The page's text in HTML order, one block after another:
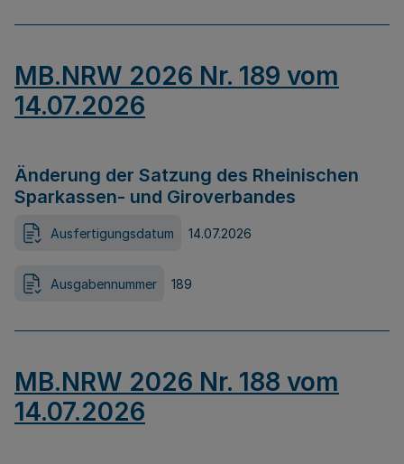
MB.NRW 2026 Nr. 189 vom
14.07.2026
Änderung der Satzung des Rheinischen
Sparkassen- und Giroverbandes
Ausfertigungsdatum 14.07.2026
Ausgabennummer 189
MB.NRW 2026 Nr. 188 vom
14.07.2026